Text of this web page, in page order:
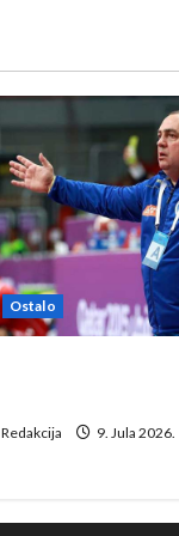
Ostalo
Redakcija 9. Jula 2026.